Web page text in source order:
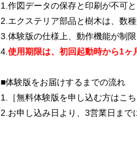
1.作図データの保存と印刷が不可と
2.エクステリア部品と樹木は、数
3.体験版の仕様上、動作機能が制
4. 使用期限は、初回起動時から1ヶ
■体験版をお届けするまでの流れ
1.［無料体験版を申し込む方はこ
2.お申し込み日より、3営業日まで